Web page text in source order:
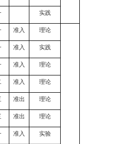
实践
准入 理论
准入 实践
准入 理论
准入 理论
准出 理论
准出 理论
准入 实验